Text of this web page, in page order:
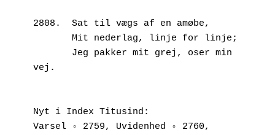
2808.  Sat til vægs af en amøbe,
       Mit nederlag, linje for linje;
vej.
Nyt i Index Titusind:
Varsel ◦ 2759, Uvidenhed ◦ 2760,